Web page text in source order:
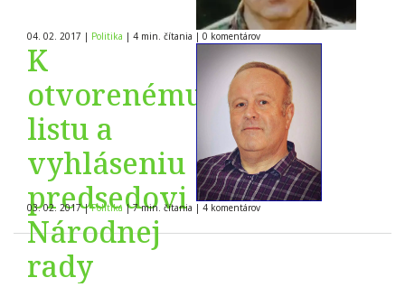
04. 02. 2017 | Politika | 4 min. čítania | 0 komentárov
K
otvorenému
listu a
vyhláseniu
predsedovi
Národnej
rady
03. 02. 2017| Politika |7 min. čítania | 4 komentárov